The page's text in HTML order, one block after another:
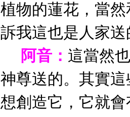
植物的蓮花，當
訴我這也是人家
阿音： 這當然
神尊送的。其實
想創造它，它就